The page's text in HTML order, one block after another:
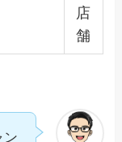
店
舗
ン